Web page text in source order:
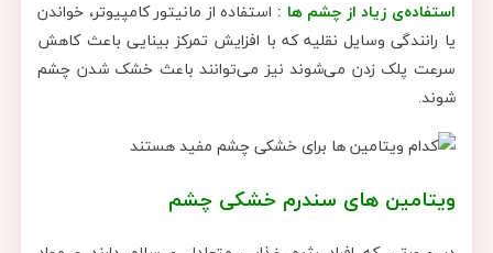
استفاده‌ی زیاد از چشم ها : استفاده از مانیتور کامپیوتر، خواندن
یا رانندگی وسایل نقلیه که با افزایش تمرکز بینایی باعث کاهش
سرعت پلک زدن می‌شوند نیز می‌توانند باعث خشک شدن چشم
شوند.
ویتامین های سندرم خشکی چشم